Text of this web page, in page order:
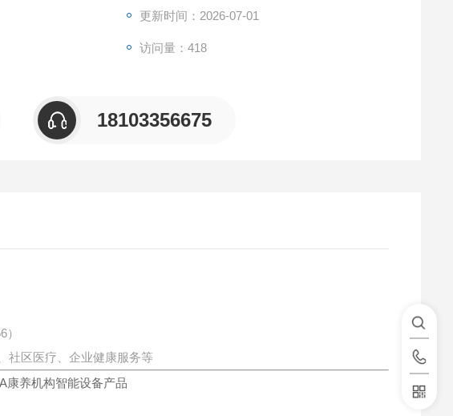
循环、消化、神经等。同时，它还能对身体的代谢、电解质平衡、营养
更新时间：2026-07-01
访问量：418
18103356675
社区医疗、企业健康服务等